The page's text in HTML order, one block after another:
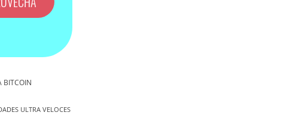
BITCOIN
ULTRA VELOCES